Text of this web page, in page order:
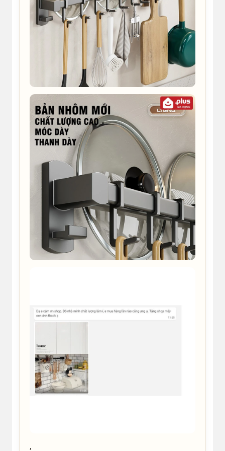
b*****9
2022-01-10 19:26 | Phân loại hàng:
Hàng ổn lắm mng, chắc chắn, tận dụng đc
treo nắp xoong lên nữa
0:04
3
khanhtran958
2023-06-06 11:48 | Phân loại hàng:
tranhailinh999
2022-12-09 18:40 | Phân loại hàng: 【Inox Đen】
50cm,6 móc
,